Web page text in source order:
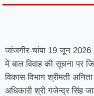
जांजगीर-चांपा 19 जून
में बाल विवाह की सूचना पर
विकास विभाग श्रीमती
अधिकारी श्री गजेन्द्र सिंह